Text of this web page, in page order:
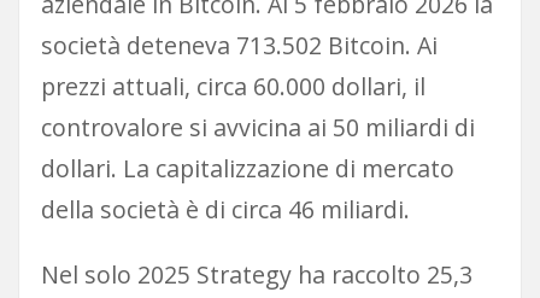
società deteneva 713.502 Bitcoin. Ai
prezzi attuali, circa 60.000 dollari, il
controvalore si avvicina ai 50 miliardi di
dollari. La capitalizzazione di mercato
della società è di circa 46 miliardi.
Nel solo 2025 Strategy ha raccolto 25,3